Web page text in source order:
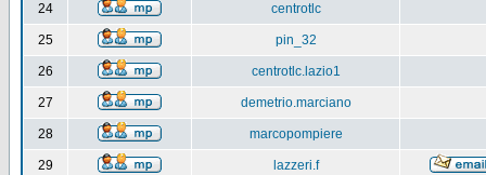
24 centrotlc
25 pin_32
26 centrotlc.lazio1
27 demetrio.marciano
28 marcopompiere
29 lazzeri.f